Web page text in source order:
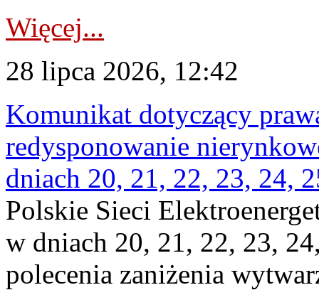
Więcej...
28 lipca 2026, 12:42
Komunikat dotyczący
redysponowanie
dniach 20, 21, 22, 23, 24,
Polskie Sieci
w dniach 20, 21, 22, 23,
polecenia zaniżenia